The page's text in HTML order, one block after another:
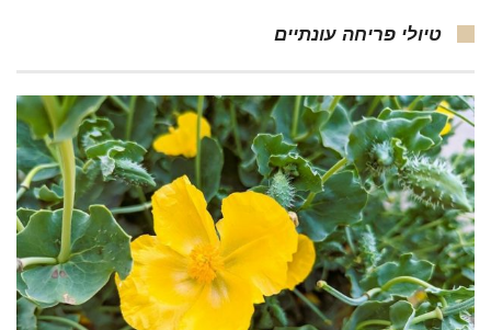
טיולי פריחה עונתיים